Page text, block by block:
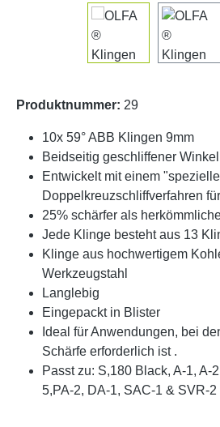
Produktnummer: 29
10x 59° ABB Klingen 9mm
Beidseitig geschliffener Winkel
Entwickelt mit einem
Doppelkreuzschliffverfahren
25% schärfer als
Jede Klinge besteht aus 13
Klinge aus hochwertigem
Werkzeugstahl
Langlebig
Eingepackt in Blister
Ideal für Anwendungen, bei
Schärfe erforderlich ist .
Passt zu: S,180 Black, A-1, A-
5,PA-2, DA-1, SAC-1 & SVR-2